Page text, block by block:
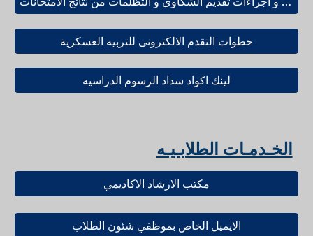
خطوات التقدم الالكترونى للتربيه العسكرية
لينك اكواد سداد الرسوم الدراسيه
الخـدمـات الطلابـيـه
مكتب الارشاد الاكاديمي
الايميل الخاص بموظفي شئون الطلاب